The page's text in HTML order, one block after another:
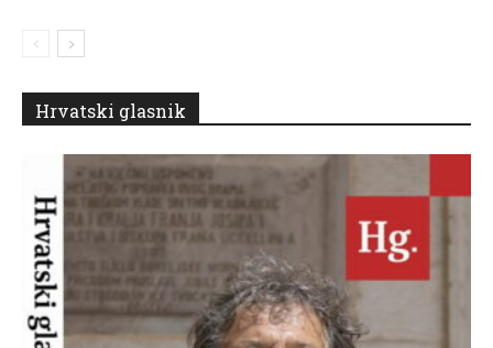
Hrvatski glasnik